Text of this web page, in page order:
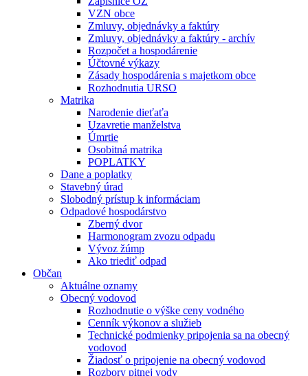
VZN obce
Zmluvy, objednávky a faktúry
Zmluvy, objednávky a faktúry - archív
Rozpočet a hospodárenie
Účtovné výkazy
Zásady hospodárenia s majetkom obce
Rozhodnutia URSO
Matrika
Narodenie dieťaťa
Uzavretie manželstva
Úmrtie
Osobitná matrika
POPLATKY
Dane a poplatky
Stavebný úrad
Slobodný prístup k informáciam
Odpadové hospodárstvo
Zberný dvor
Harmonogram zvozu odpadu
Vývoz žúmp
Ako triediť odpad
Občan
Aktuálne oznamy
Obecný vodovod
Rozhodnutie o výške ceny vodného
Cenník výkonov a služieb
Technické podmienky pripojenia sa na obecný
vodovod
Žiadosť o pripojenie na obecný vodovod
Rozbory pitnej vody